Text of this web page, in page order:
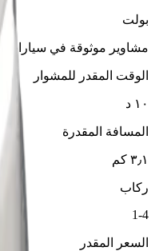
بولت
مشاوير موثوقة في سيارات
الوقت المقدر للمشوار
١٠ د
المسافة المقدرة
٣٫١ كم
ركاب
1-4
السعر المقدر